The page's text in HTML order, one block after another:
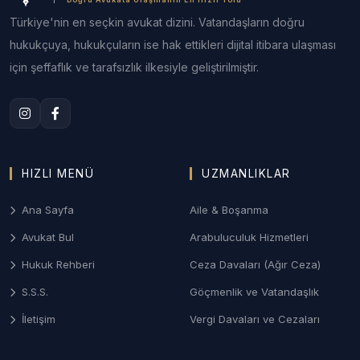
Kaybı
Kaza sonrası aracın onarılmış olsa dahi piyasa
değerinde meydana gelen düşüşün (Değer Kaybı)
Araç Bedeli) tahsili.
İhtilafları
sigortalarında meydana gelen hasarların; "eksik
sigorta" veya "aşkın sigorta" gibi teknik kavramlarla
3. Hayat ve Ferdi Kaza Sigortası
Vefat veya kalıcı sakatlık durumunda lehdarlara
ödenmesi gereken tazminatların, "beyan
Türkiye'nin en seçkin avukat dizini. Vatandaşların doğru
hukukçuya, hukukçuların ise hak ettikleri dijital itibara ulaşması
için şeffaflık ve tarafsızlık ilkesiyle geliştirilmiştir.
HIZLI MENÜ
Ana Sayfa
Avukat Bul
Hukuk Rehberi
S.S.S.
İletişim
UZMANLIKLAR
Aile & Boşanma
Arabuluculuk Hizmetleri
Ceza Davaları (Ağır Ceza)
Göçmenlik ve Vatandaşlık
Vergi Davaları ve Cezaları